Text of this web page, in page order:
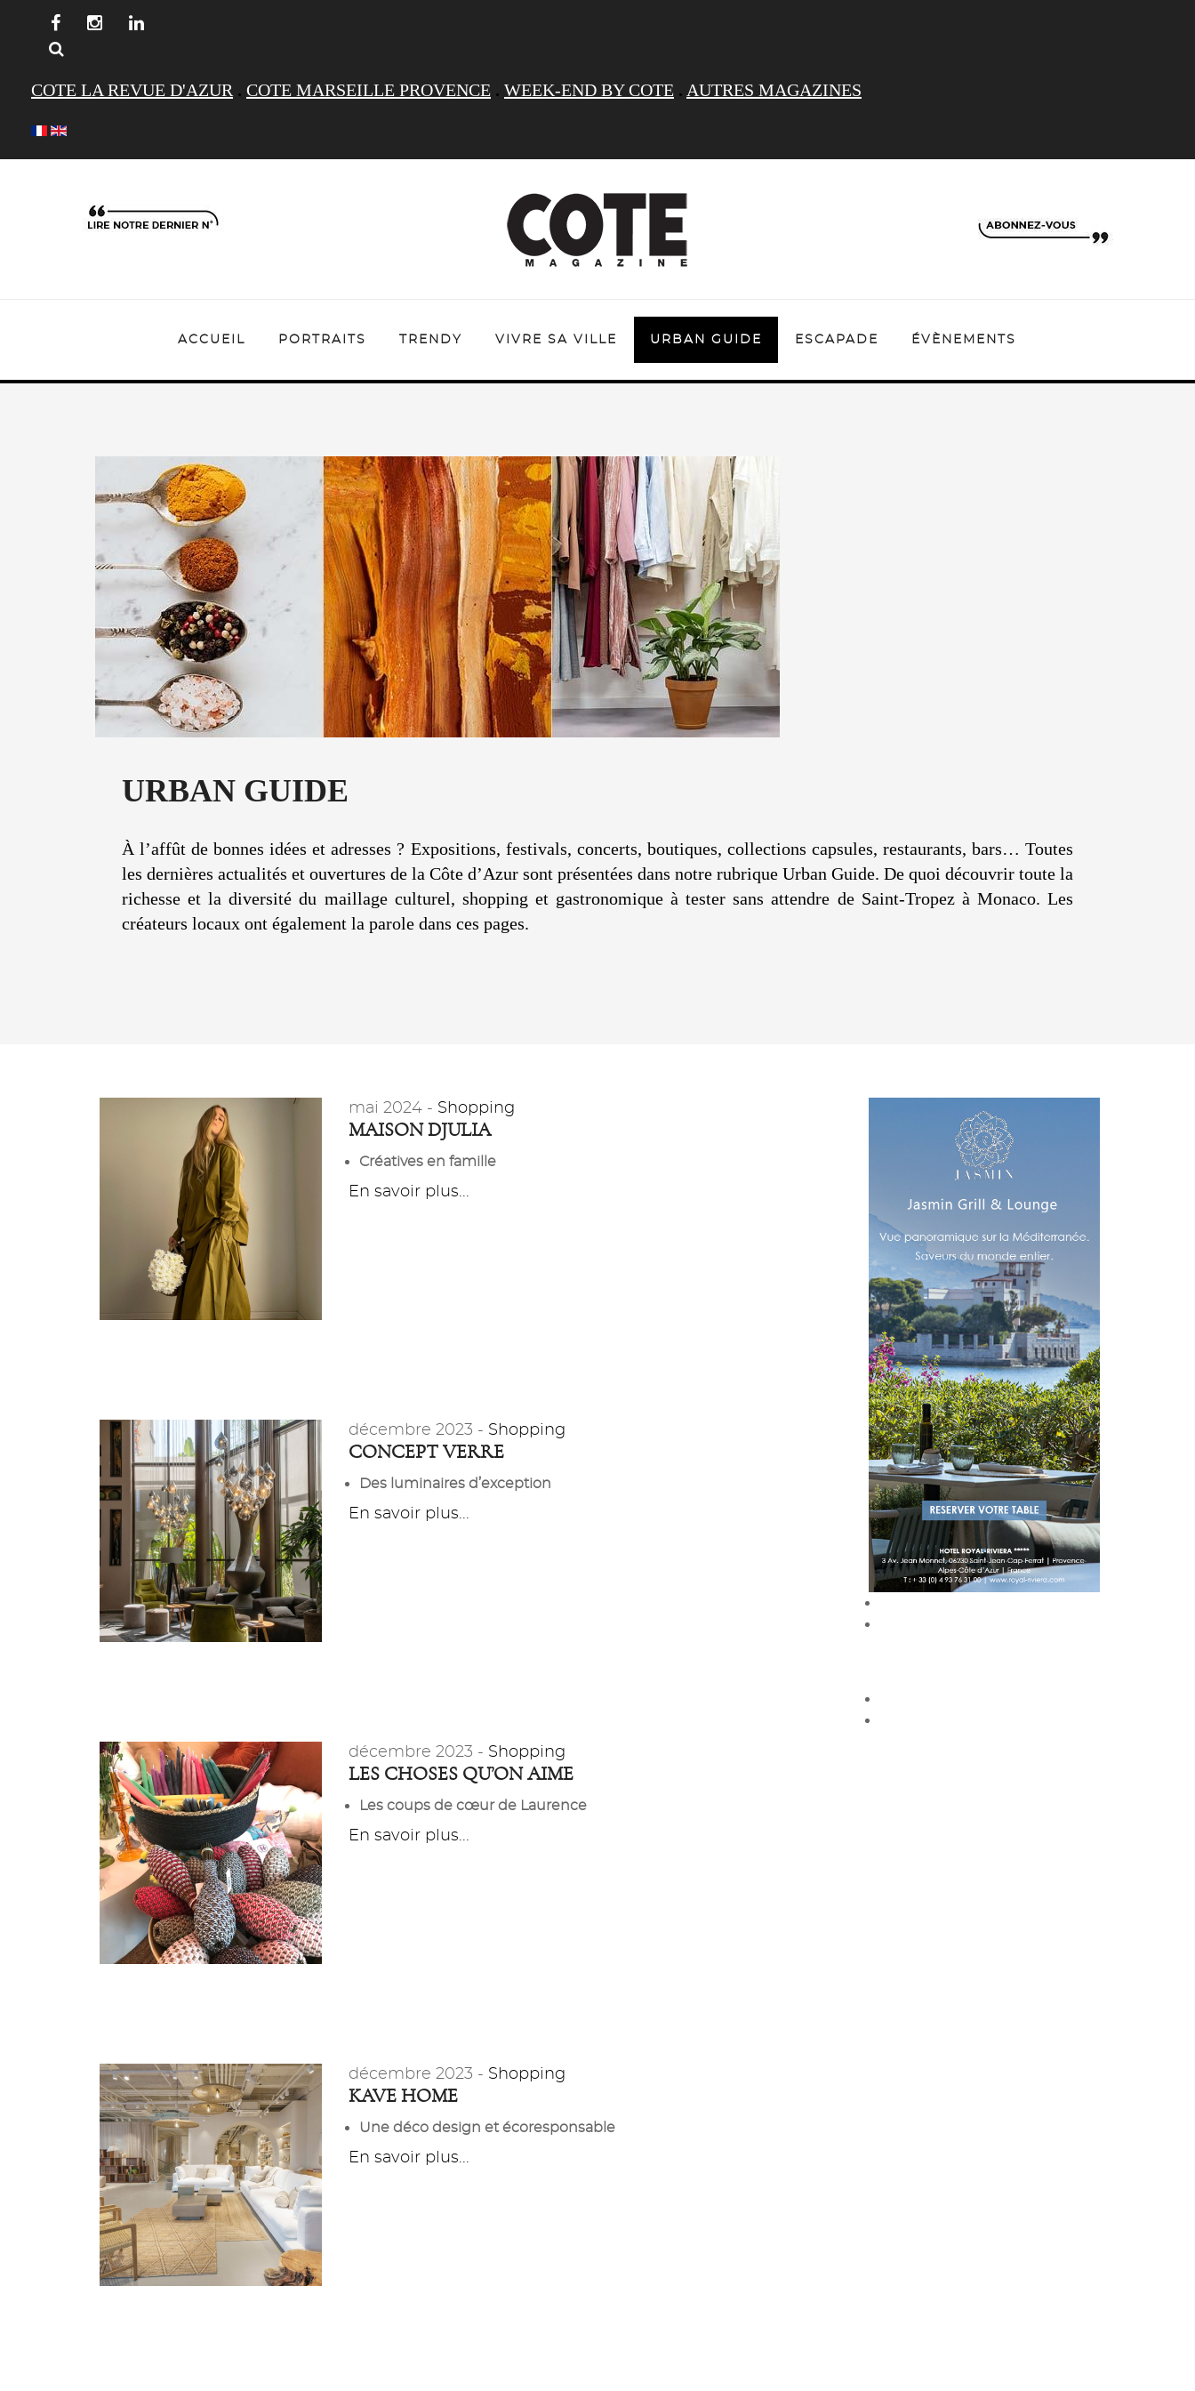
COTE LA REVUE D'AZUR . COTE MARSEILLE PROVENCE . WEEK-END BY COTE . AUTRES MAGAZINES
ACCUEIL PORTRAITS TRENDY VIVRE SA VILLE URBAN GUIDE ESCAPADE ÉVÈNEMENTS
URBAN GUIDE
À l’affût de bonnes idées et adresses ? Expositions, festivals, concerts, boutiques, collections capsules, restaurants, bars… Toutes
les dernières actualités et ouvertures de la Côte d’Azur sont présentées dans notre rubrique Urban Guide. De quoi découvrir toute la
richesse et la diversité du maillage culturel, shopping et gastronomique à tester sans attendre de Saint-Tropez à Monaco. Les
créateurs locaux ont également la parole dans ces pages.
mai 2024 - Shopping
MAISON DJULIA
Créatives en famille
En savoir plus...
décembre 2023 - Shopping
CONCEPT VERRE
Des luminaires d’exception
En savoir plus...
décembre 2023 - Shopping
LES CHOSES QU’ON AIME
Les coups de cœur de Laurence
En savoir plus...
décembre 2023 - Shopping
KAVE HOME
Une déco design et écoresponsable
En savoir plus...